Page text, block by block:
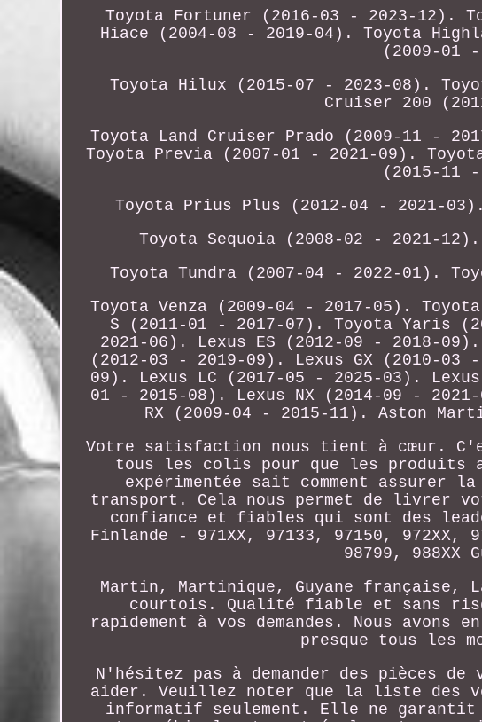
Toyota Fortuner (2016-03 - 2023-12).
Hiace (2004-08 - 2019-04). Toyota
(2009-01
Toyota Hilux (2015-07 - 2023-08).
Cruiser 200
Toyota Land Cruiser Prado (2009-11 -
Toyota Previa (2007-01 - 2021-09).
(2015-11
Toyota Prius Plus (2012-04 - 2021-
Toyota Sequoia (2008-02 - 2021-
Toyota Tundra (2007-04 - 2022-01).
Toyota Venza (2009-04 - 2017-05).
S (2011-01 - 2017-07). Toyota Yaris
2021-06). Lexus ES (2012-09 - 2018-
(2012-03 - 2019-09). Lexus GX (2010-
09). Lexus LC (2017-05 - 2025-03).
01 - 2015-08). Lexus NX (2014-09 -
RX (2009-04 - 2015-11). Aston
Votre satisfaction nous tient à cœur.
tous les colis pour que les produits
expérimentée sait comment
transport. Cela nous permet de livrer
confiance et fiables qui sont des
Finlande - 971XX, 97133, 97150, 972XX,
98799, 988XX
Martin, Martinique, Guyane française,
courtois. Qualité fiable et sans
rapidement à vos demandes. Nous
presque tous les
N'hésitez pas à demander des pièces
aider. Veuillez noter que la liste des
informatif seulement. Elle ne